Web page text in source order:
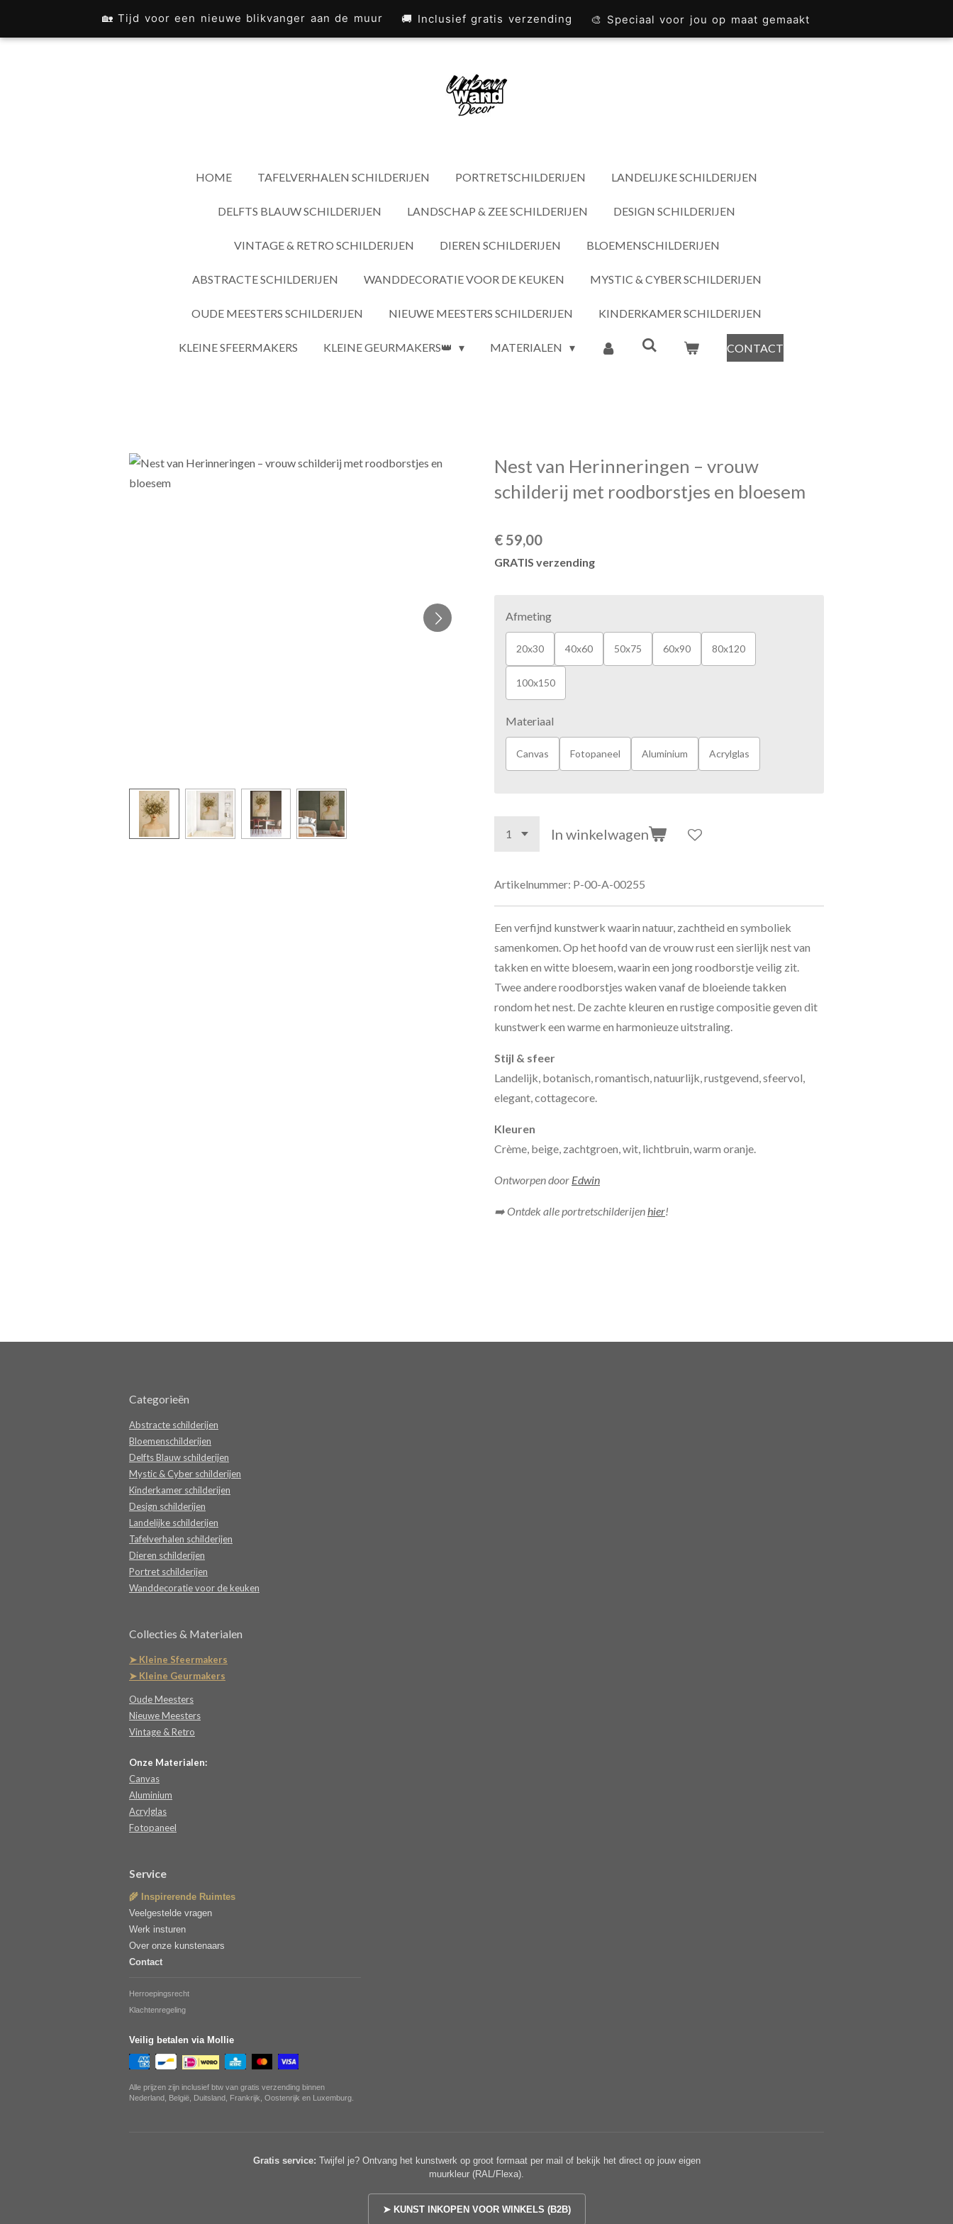
🏡 Tijd voor een nieuwe blikvanger aan de muur 🚚 Inclusief gratis verzending 🎨 Speciaal voor jou op maat gemaakt
direct
HOME TAFELVERHALEN SCHILDERIJEN PORTRETSCHILDERIJEN LANDELIJKE SCHILDERIJEN
DELFTS BLAUW SCHILDERIJEN LANDSCHAP & ZEE SCHILDERIJEN DESIGN SCHILDERIJEN
VINTAGE & RETRO SCHILDERIJEN DIEREN SCHILDERIJEN BLOEMENSCHILDERIJEN
ABSTRACTE SCHILDERIJEN WANDDECORATIE VOOR DE KEUKEN MYSTIC & CYBER SCHILDERIJEN
OUDE MEESTERS SCHILDERIJEN NIEUWE MEESTERS SCHILDERIJEN KINDERKAMER SCHILDERIJEN
KLEINE SFEERMAKERS KLEINE GEURMAKERS👑 MATERIALEN CONTACT
Nest van Herinneringen – vrouw
schilderij met roodborstjes en bloesem
€ 59,00
GRATIS verzending
Afmeting
20x30 40x60 50x75 60x90 80x120
100x150
Materiaal
Canvas Fotopaneel Aluminium Acrylglas
In winkelwagen
Artikelnummer: P-00-A-00255
Een verfijnd kunstwerk waarin natuur, zachtheid en symboliek
samenkomen. Op het hoofd van de vrouw rust een sierlijk nest van
takken en witte bloesem, waarin een jong roodborstje veilig zit.
Twee andere roodborstjes waken vanaf de bloeiende takken
rondom het nest. De zachte kleuren en rustige compositie geven dit
kunstwerk een warme en harmonieuze uitstraling.
Stijl & sfeer
Landelijk, botanisch, romantisch, natuurlijk, rustgevend, sfeervol,
elegant, cottagecore.
Kleuren
Crème, beige, zachtgroen, wit, lichtbruin, warm oranje.
Ontworpen door Edwin
➡️ Ontdek alle portretschilderijen hier!
Categorieën
Abstracte schilderijen
Bloemenschilderijen
Delfts Blauw schilderijen
Mystic & Cyber schilderijen
Kinderkamer schilderijen
Design schilderijen
Landelijke schilderijen
Tafelverhalen schilderijen
Dieren schilderijen
Portret schilderijen
Wanddecoratie voor de keuken
Collecties & Materialen
➤ Kleine Sfeermakers
➤ Kleine Geurmakers
Oude Meesters
Nieuwe Meesters
Vintage & Retro
Onze Materialen:
Canvas
Aluminium
Acrylglas
Fotopaneel
Service
🌾 Inspirerende Ruimtes
Veelgestelde vragen
Werk insturen
Over onze kunstenaars
Contact
Herroepingsrecht
Klachtenregeling
Veilig betalen via Mollie
Alle prijzen zijn inclusief btw van gratis verzending binnen
Nederland, België, Duitsland, Frankrijk, Oostenrijk en Luxemburg.
Gratis service: Twijfel je? Ontvang het kunstwerk op groot formaat per mail of bekijk het direct op jouw eigen
muurkleur (RAL/Flexa).
➤ KUNST INKOPEN VOOR WINKELS (B2B)